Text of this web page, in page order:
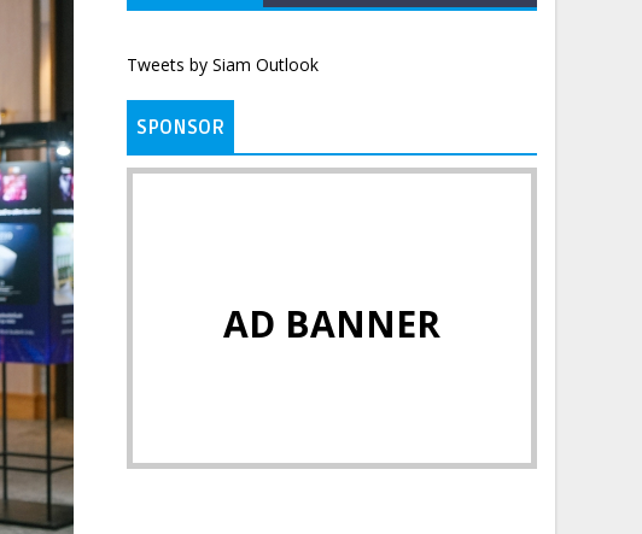
Tweets by Siam Outlook
SPONSOR
AD BANNER